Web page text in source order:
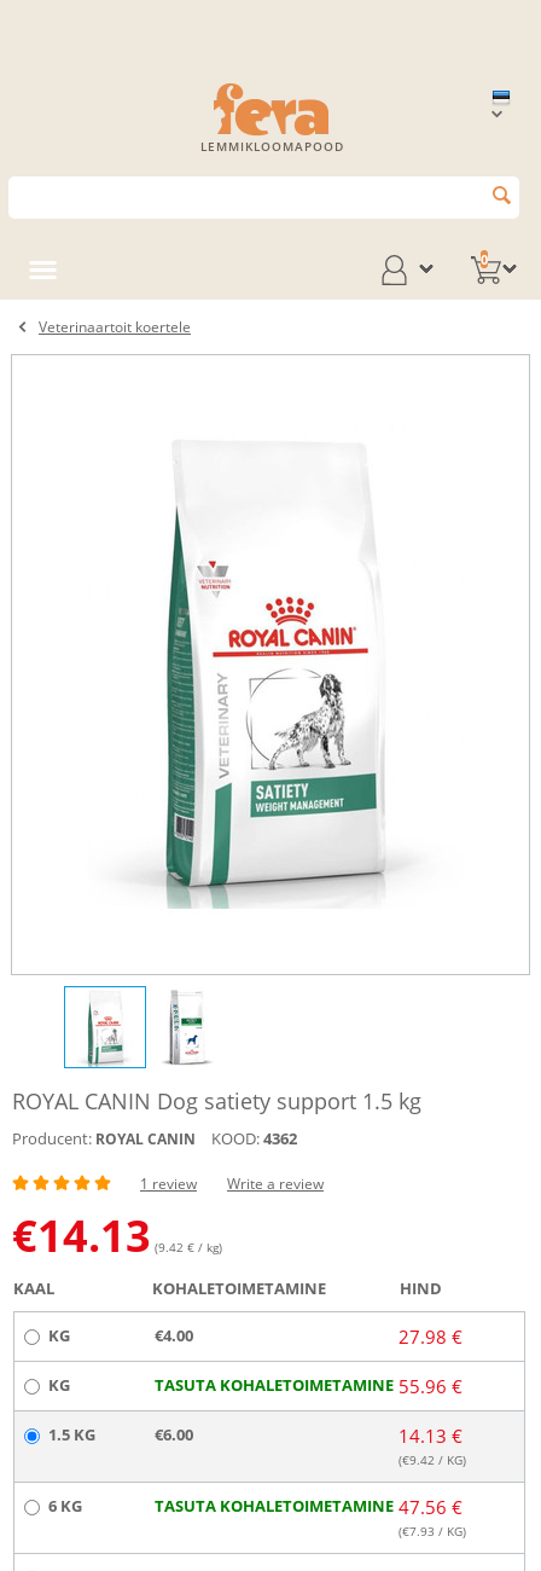
LEMMIKLOOMAPOOD
0
Veterinaartoit koertele
ROYAL CANIN Dog satiety support 1.5 kg
Producent: ROYAL CANIN KOOD:4362
1 review Write a review
€14.13 (9.42 € / kg)
KAAL KOHALETOIMETAMINE HIND
KG €4.00 27.98 €
KG TASUTA KOHALETOIMETAMINE 55.96 €
1.5 KG €6.00 14.13 €
(€9.42 / KG)
6 KG TASUTA KOHALETOIMETAMINE 47.56 €
(€7.93 / KG)